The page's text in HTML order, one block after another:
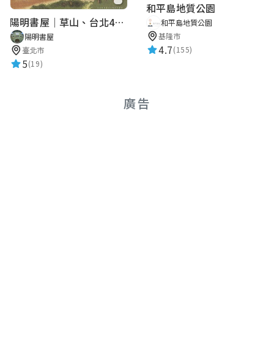
陽明書屋｜草山、台北400年古地圖老照片展｜智慧導覽
陽明書屋
臺北市
5(19)
和平島地質公園
和平島地質公園
基隆市
4.7(155)
廣告